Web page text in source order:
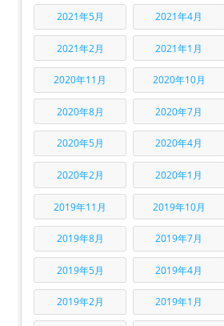
2021年5月 2021年4月
2021年2月 2021年1月
2020年11月 2020年10月
2020年8月 2020年7月
2020年5月 2020年4月
2020年2月 2020年1月
2019年11月 2019年10月
2019年8月 2019年7月
2019年5月 2019年4月
2019年2月 2019年1月